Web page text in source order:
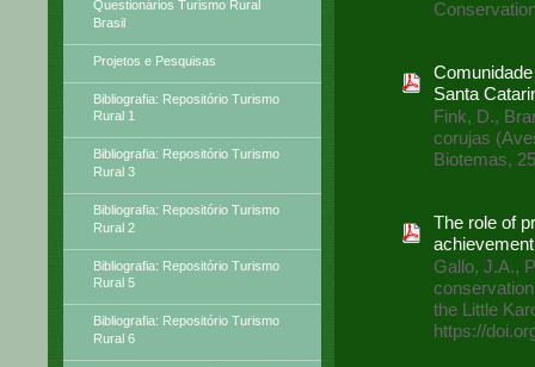
Questionários Turismo Rural
Brasil
Projetos e Pesquisas
Bibliografia: Repositório Turismo
Rural 1
Bibliografia: Repositório Turismo
Rural 3
Bibliografia: Repositório Turismo
Rural 2
Bibliografia: Repositório Turismo
Rural 5
Bibliografia: Repositório Turismo
Rural 6
Santa
Fink, D.,
corujas
Biotemas,
The role of
Gallo, J.A.,
the Little
https://